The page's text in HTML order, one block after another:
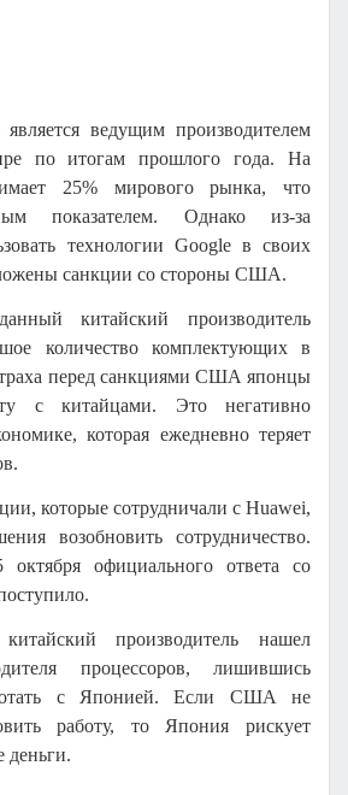
является ведущим производителем
по итогам прошлого года. На
25% мирового рынка, что
показателем. Однако из-за
технологииGoogle в своих
санкции со стороны США.
китайский производитель
количество комплектующих в
перед санкциями США японцы
с китайцами. Это негативно
которая ежедневно теряет
которые сотрудничали с Huawei,
возобновить сотрудничество.
официального ответа со
производитель нашел
процессоров, лишившись
с Японией. Если США не
работу, то Япония рискует
деньги.